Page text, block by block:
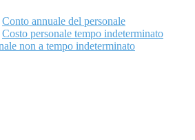
Conto annuale del personale
Costo personale tempo indeterminato
non a tempo indeterminato